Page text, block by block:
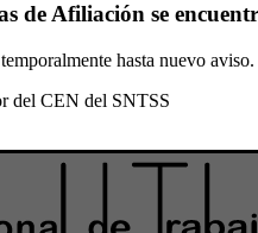
de
Social
de Afiliación se
hasta nuevo
del CEN del SNTSS